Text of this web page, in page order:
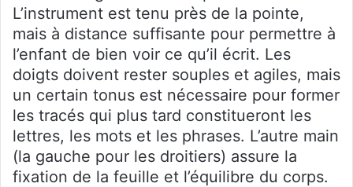
L’instrument est tenu près de la pointe,
mais à distance suffisante pour permettre à
l’enfant de bien voir ce qu’il écrit. Les
doigts doivent rester souples et agiles, mais
un certain tonus est nécessaire pour former
les tracés qui plus tard constitueront les
lettres, les mots et les phrases. L’autre main
(la gauche pour les droitiers) assure la
fixation de la feuille et l’équilibre du corps.